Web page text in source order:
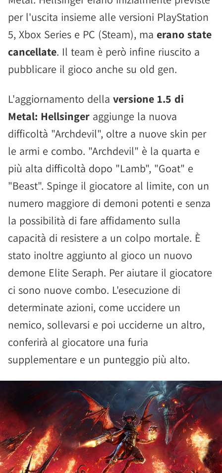
per l'uscita insieme alle versioni PlayStation
5, Xbox Series e PC (Steam), ma erano state
cancellate. Il team è però infine riuscito a
pubblicare il gioco anche su old gen.
L'aggiornamento della versione 1.5 di
Metal: Hellsinger aggiunge la nuova
difficoltà "Archdevil", oltre a nuove skin per
le armi e combo. "Archdevil" è la quarta e
più alta difficoltà dopo "Lamb", "Goat" e
"Beast". Spinge il giocatore al limite, con un
numero maggiore di demoni potenti e senza
la possibilità di fare affidamento sulla
capacità di resistere a un colpo mortale. È
stato inoltre aggiunto al gioco un nuovo
demone Elite Seraph. Per aiutare il giocatore
ci sono nuove combo. L'esecuzione di
determinate azioni, come uccidere un
nemico, sollevarsi e poi ucciderne un altro,
conferirà al giocatore una furia
supplementare e un punteggio più alto.